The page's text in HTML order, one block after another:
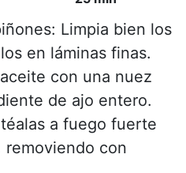
Limpia bien los
en láminas finas.
con una nuez
de ajo entero.
a fuego fuerte
con